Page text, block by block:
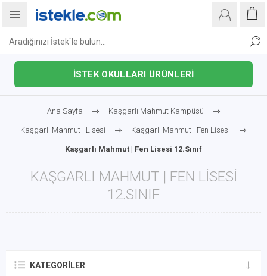
İSTEK OKULLARI ÜRÜNLERİ
Ana Sayfa Kaşgarlı Mahmut Kampüsü
Kaşgarlı Mahmut | Lisesi Kaşgarlı Mahmut | Fen Lisesi
Kaşgarlı Mahmut | Fen Lisesi 12.Sınıf
KAŞGARLI MAHMUT | FEN LISESI
12.SINIF
KATEGORILER